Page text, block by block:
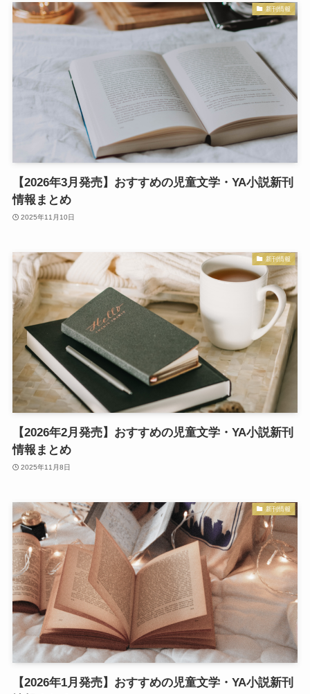
新刊情報
【2026年3月発売】おすすめの児童文学・YA小説新刊
情報まとめ
2025年11月10日
新刊情報
【2026年2月発売】おすすめの児童文学・YA小説新刊
情報まとめ
2025年11月8日
新刊情報
【2026年1月発売】おすすめの児童文学・YA小説新刊